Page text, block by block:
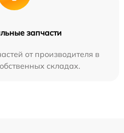
запчасти
от производителя в
складах.